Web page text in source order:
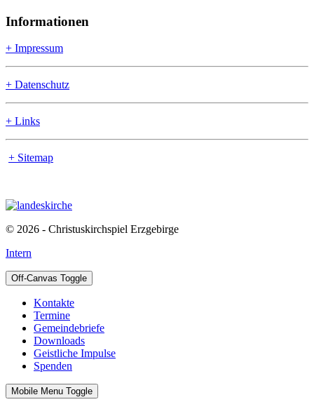
Informationen
+ Impressum
+ Datenschutz
+ Links
+ Sitemap
© 2026 - Christuskirchspiel Erzgebirge
Intern
Off-Canvas Toggle
Kontakte
Termine
Gemeindebriefe
Downloads
Geistliche Impulse
Spenden
Mobile Menu Toggle